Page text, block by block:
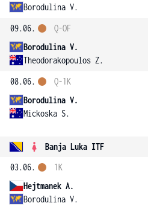
Borodulina V.
09.06.
Borodulina V.
Theodorakopoulos Z.
Q-OF
08.06.
Borodulina V.
Mickoska S.
Q-1K
Banja Luka ITF
03.06.
Hejtmanek A.
Borodulina V.
1K